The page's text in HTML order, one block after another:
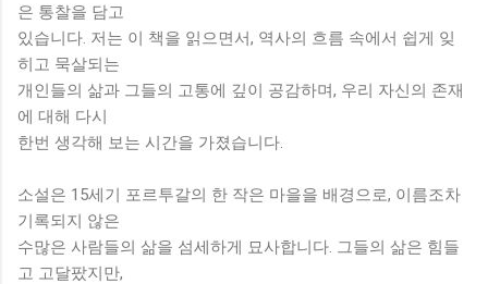
은 통찰을 담고
있습니다. 저는 이 책을 읽으면서, 역사의 흐름 속에서 쉽게 잊
히고 묵살되는
개인들의 삶과 그들의 고통에 깊이 공감하며, 우리 자신의 존재
에 대해 다시
한번 생각해 보는 시간을 가졌습니다.
소설은 15세기 포르투갈의 한 작은 마을을 배경으로, 이름조차
기록되지 않은
수많은 사람들의 삶을 섬세하게 묘사합니다. 그들의 삶은 힘들
고 고달팠지만,